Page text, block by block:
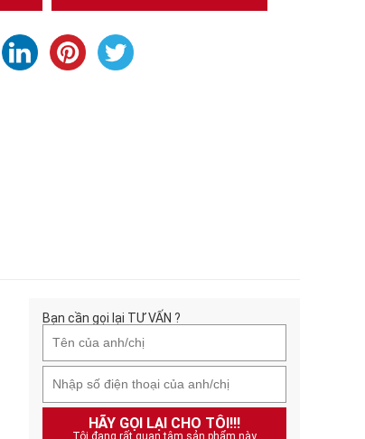
Bạn cần gọi lại TƯ VẤN ?
HÃY GỌI LẠI CHO TÔI!!!
Tôi đang rất quan tâm sản phẩm này